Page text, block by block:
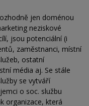
jen doménou
neziskové
jsou potenciální (i
zaměstnanci, místní
ostatní
média aj. Se stále
se vytváří
o soc. službu
organizace, která